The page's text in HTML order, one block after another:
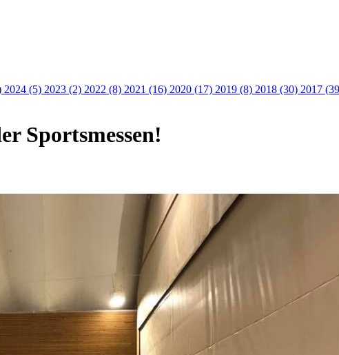
2024 (5) 2023 (2) 2022 (8) 2021 (16) 2020 (17) 2019 (8) 2018 (30) 2017
Sportsmessen!